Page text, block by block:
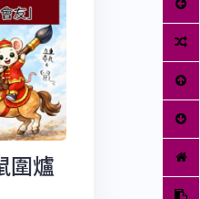
圍爐